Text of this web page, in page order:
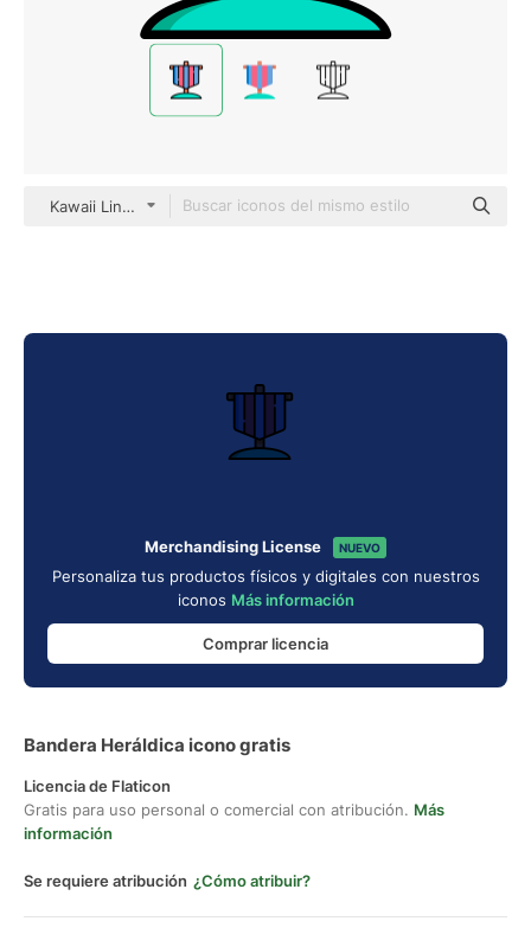
Kawaii Lineal color
Merchandising License NUEVO
Personaliza tus productos físicos y digitales con nuestros
iconos Más información
Comprar licencia
Bandera Heráldica icono gratis
Licencia de Flaticon
Gratis para uso personal o comercial con atribución. Más
información
Se requiere atribución ¿Cómo atribuir?